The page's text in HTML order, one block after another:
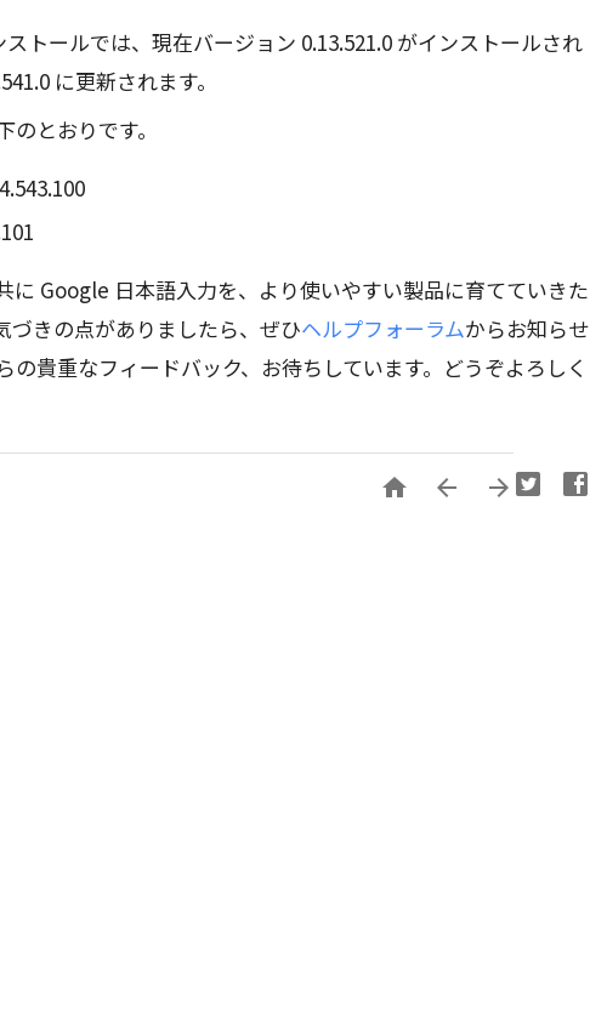
トールでは、現在バージョン 0.13.521.0 がインストールされ
に更新されます。
とおりです。
に Google 日本語入力を、より使いやすい製品に育てていきた
づきの点がありましたら、ぜひヘルプフォーラムからお知らせ
の貴重なフィードバック、お待ちしています。どうぞよろしく
  